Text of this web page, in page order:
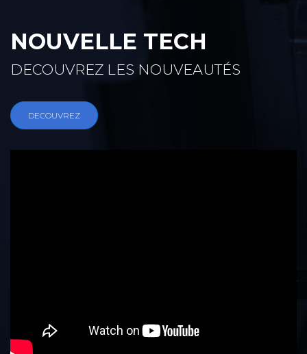
NOUVELLE TECH
DECOUVREZ LES NOUVEAUTÉS
DECOUVREZ